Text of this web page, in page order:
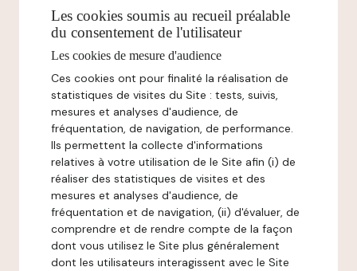
Les cookies soumis au recueil préalable
du consentement de l'utilisateur
Les cookies de mesure d'audience
Ces cookies ont pour finalité la réalisation de
statistiques de visites du Site : tests, suivis,
mesures et analyses d'audience, de
fréquentation, de navigation, de performance.
Ils permettent la collecte d'informations
relatives à votre utilisation de le Site afin (i) de
réaliser des statistiques de visites et des
mesures et analyses d'audience, de
fréquentation et de navigation, (ii) d'évaluer, de
comprendre et de rendre compte de la façon
dont vous utilisez le Site plus généralement
dont les utilisateurs interagissent avec le Site